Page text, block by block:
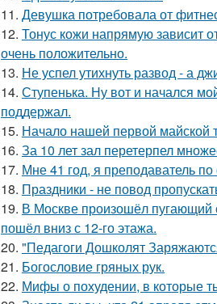
11. Девушка потребовала от
12. Тонус кожи напрямую зависит
очень положительно.
13. Не успел утихнуть развод - а
14. Ступенька. Ну вот и начался
поддержал.
15. Начало нашей первой майской
16. За 10 лет зал перетерпел
17. Мне 41 год, я преподаватель по
18. Праздники - не повод
19. В Москве произошёл пугающий
пошёл вниз с 12-го этажа.
20. "Педагоги Дошколят
21. Богословие гряных рук.
22. Мифы о похудении, в которые